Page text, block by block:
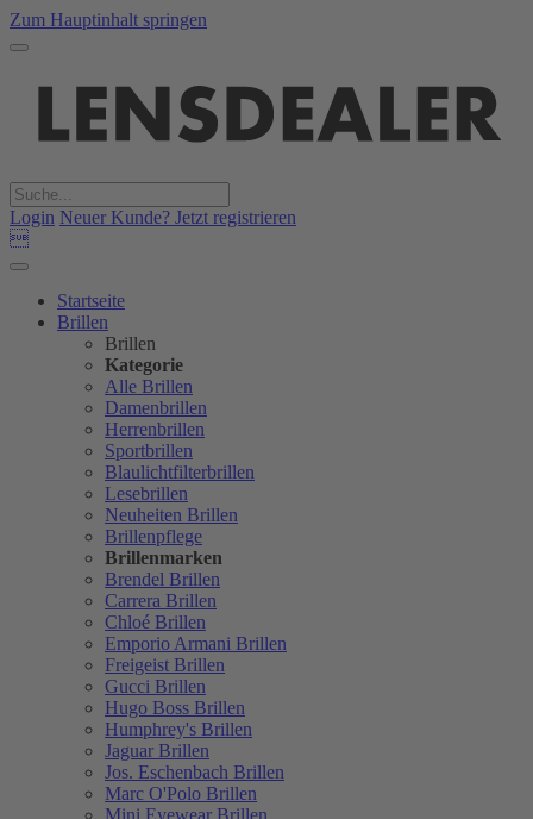
Zum Hauptinhalt springen
Login Neuer Kunde? Jetzt registrieren

Startseite
Brillen
Brillen
Kategorie
Alle Brillen
Damenbrillen
Herrenbrillen
Sportbrillen
Blaulichtfilterbrillen
Lesebrillen
Neuheiten Brillen
Brillenpflege
Brillenmarken
Brendel Brillen
Carrera Brillen
Chloé Brillen
Emporio Armani Brillen
Freigeist Brillen
Gucci Brillen
Hugo Boss Brillen
Humphrey's Brillen
Jaguar Brillen
Jos. Eschenbach Brillen
Marc O'Polo Brillen
Mini Eyewear Brillen